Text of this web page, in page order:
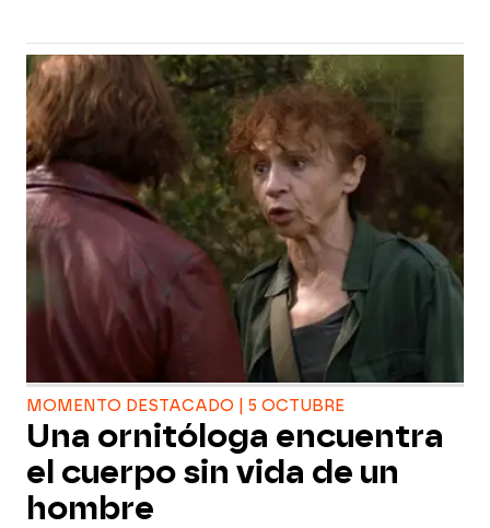
MOMENTO DESTACADO | 5 OCTUBRE
Una ornitóloga encuentra
el cuerpo sin vida de un
hombre